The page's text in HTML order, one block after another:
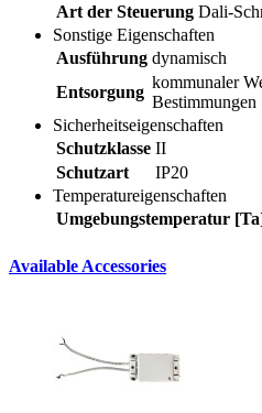
Art der Steuerung Dali-
Sonstige Eigenschaften
Ausführung dynamisch
Entsorgung
kommunaler
Bestimmungen
Sicherheitseigenschaften
Schutzklasse II
Schutzart
IP20
Temperatureigenschaften
Umgebungstemperatur [Ta]
Available Accessories